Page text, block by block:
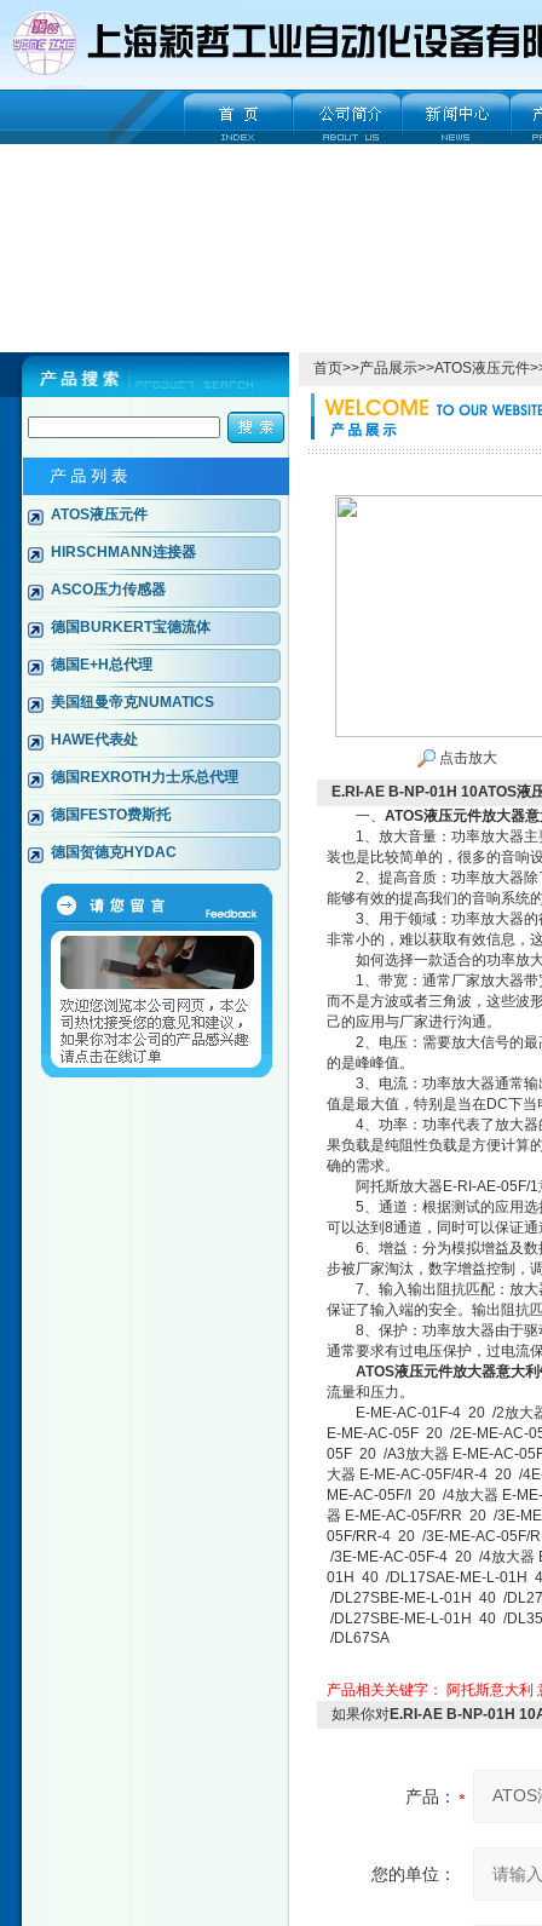
ATOS液压元件
HIRSCHMANN连接器
ASCO压力传感器
德国BURKERT宝德流体
德国E+H总代理
美国纽曼帝克NUMATICS
HAWE代表处
德国REXROTH力士乐总代理
德国FESTO费斯托
德国贺德克HYDAC
首页>>产品展示>>ATOS液压元件
点击放大
E.RI-AE B-NP-01H 10ATOS液
一、 ATOS液压元件放大器
1、放大音量：功率放大器主
装也是比较简单的，很多的音响
2、提高音质：功率放大器除
能够有效的提高我们的音响系统
3、用于领域：功率放大器的
非常小的，难以获取有效信息，
如何选择一款适合的功率放大
1、带宽：通常厂家放大器带
而不是方波或者三角波，这些波
己的应用与厂家进行沟通。
2、电压：需要放大信号的最
的是峰峰值。
3、电流：功率放大器通常输
值是最大值，特别是当在DC下
4、功率：功率代表了放大器
果负载是纯阻性负载是方便计算
确的需求。
阿托斯放大器E-RI-AE-05F/1
5、通道：根据测试的应用选
可以达到8通道，同时可以保证
6、增益：分为模拟增益及数
步被厂家淘汰，数字增益控制，
7、输入输出阻抗匹配：放大
保证了输入端的安全。输出阻抗
8、保护：功率放大器由于驱
通常要求有过电压保护，过电流
ATOS液压元件放大器意大
流量和压力。
E-ME-AC-01F-4 20 /2放大器
E-ME-AC-05F 20 /2E-ME-AC-
05F 20 /A3放大器 E-ME-AC-
大器 E-ME-AC-05F/4R-4 20 /
ME-AC-05F/I 20 /4放大器 E-
器 E-ME-AC-05F/RR 20 /3E-
05F/RR-4 20 /3E-ME-AC-05F/
/3E-ME-AC-05F-4 20 /4放大器
01H 40 /DL17SAE-ME-L-01H
/DL27SBE-ME-L-01H 40 /
/DL27SBE-ME-L-01H 40 /
/DL67SA
产品相关关键字： 阿托斯意大利
如果你对E.RI-AE B-NP-01H
产品：
您的单位：